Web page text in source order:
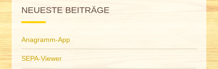
NEUESTE BEITRÄGE
Anagramm-App
SEPA-Viewer